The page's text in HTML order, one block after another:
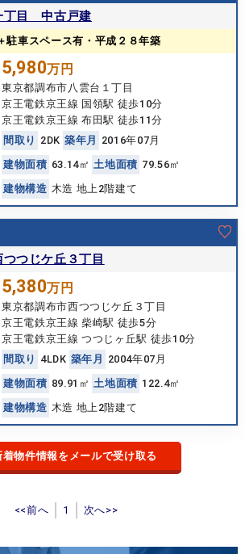
丁目 中古戸建
駐車スペース有・平成２８年築
5,980万円
東京都調布市八雲台１丁目
京王電鉄京王線 国領駅 徒歩10分
京王電鉄京王線 布田駅 徒歩11分
間 取 り 2DK 築年月
2016年07月
建物面積 63.14㎡ 土地面積 79.56㎡
建物構造 木造 地上2階建て
つじケ丘３丁目
5,380万円
東京都調布市西つつじケ丘３丁目
京王電鉄京王線 柴崎駅 徒歩5分
京王電鉄京王線 つつじヶ丘駅 徒歩10分
間 取 り 4LDK 築年 月
2004年07月
建物面積 89.91㎡ 土地面積 122.4㎡
建物構造 木造 地上2階建て
着物件情報をメールで受け取る
<<前へ 1 次へ>>